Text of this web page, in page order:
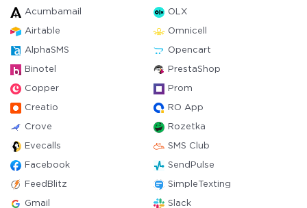
Acumbamail OLX
Airtable Omnicell
AlphaSMS Opencart
Binotel PrestaShop
Copper Prom
Creatio RO App
Crove Rozetka
Evecalls SMS Club
Facebook SendPulse
FeedBlitz SimpleTexting
Gmail Slack